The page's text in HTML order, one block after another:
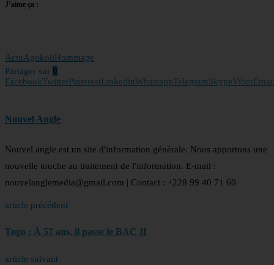
J’aime ça :
Actu AgokoliHommage
Partager sur 0
FacebookTwitterPinterestLinkedinWhatsappTelegramSkypeViber
Nouvel Angle
Nouvel angle est un site d'information générale. Nous apportons une
nouvelle touche au traitement de l'information. E-mail :
nouvelanglemedia@gmail.com | Contact : +228 99 40 71 60
article précédent
Togo : À 57 ans, il passe le BAC II
article suivant